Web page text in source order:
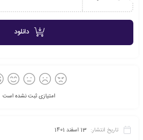
دانلود
امتیازی ثبت نشده است
تاریخ انتشار: 13 اسفند 1401